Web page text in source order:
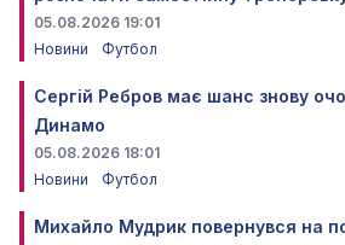
05.08.2026 19:01
Новини
Футбол
Сергій Ребров має шанс знову
Динамо
05.08.2026 18:01
Новини
Футбол
Михайло Мудрик повернувся на